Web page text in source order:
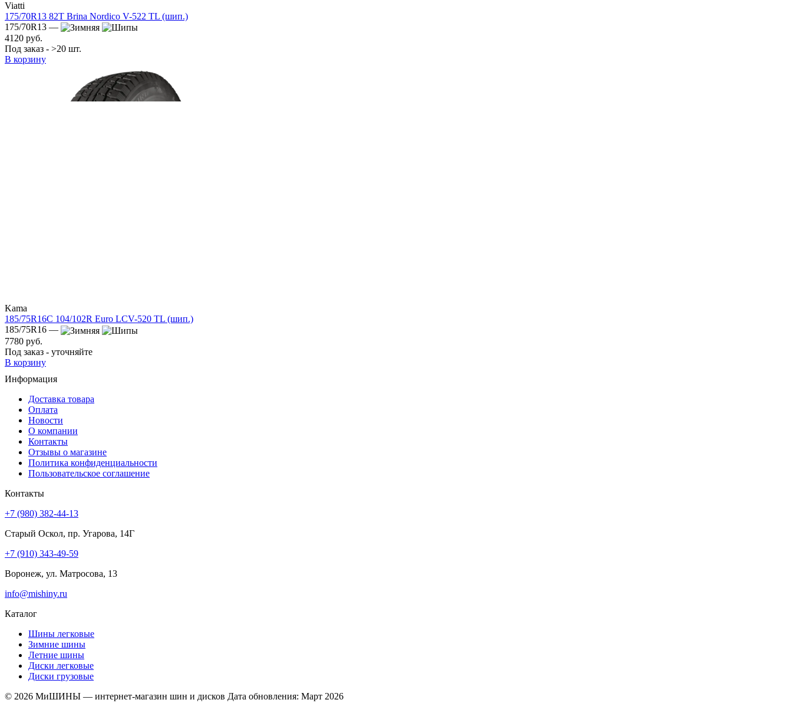
Viatti
175/70R13 82T Brina Nordico V-522 TL (шип.)
175/70R13 —
4120 руб.
Под заказ - >20 шт.
В корзину
Kama
185/75R16C 104/102R Euro LCV-520 TL (шип.)
185/75R16 —
7780 руб.
Под заказ - уточняйте
В корзину
Информация
Доставка товара
Оплата
Новости
О компании
Контакты
Отзывы о магазине
Политика конфиденциальности
Пользовательское соглашение
Контакты
+7 (980) 382-44-13
Старый Оскол, пр. Угарова, 14Г
+7 (910) 343-49-59
Воронеж, ул. Матросова, 13
info@mishiny.ru
Каталог
Шины легковые
Зимние шины
Летние шины
Диски легковые
Диски грузовые
© 2026 МиШИНЫ — интернет-магазин шин и дисков Дата обновления: Март 2026